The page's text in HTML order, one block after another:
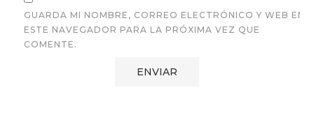
GUARDA MI NOMBRE, CORREO ELECTRÓNICO Y WEB EN
ESTE NAVEGADOR PARA LA PRÓXIMA VEZ QUE
COMENTE.